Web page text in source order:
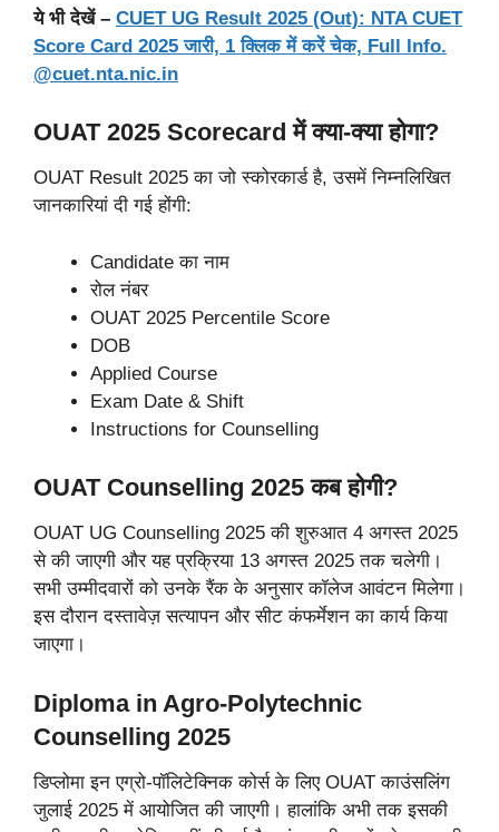
ये भी देखें – CUET UG Result 2025 (Out): NTA CUET
Score Card 2025 जारी, 1 क्लिक में करें चेक, Full Info.
@cuet.nta.nic.in
OUAT 2025 Scorecard में क्या-क्या होगा?
OUAT Result 2025 का जो स्कोरकार्ड है, उसमें निम्नलिखित
जानकारियां दी गई होंगी:
Candidate का नाम
रोल नंबर
OUAT 2025 Percentile Score
DOB
Applied Course
Exam Date & Shift
Instructions for Counselling
OUAT Counselling 2025 कब होगी?
OUAT UG Counselling 2025 की शुरुआत 4 अगस्त 2025
से की जाएगी और यह प्रक्रिया 13 अगस्त 2025 तक चलेगी।
सभी उम्मीदवारों को उनके रैंक के अनुसार कॉलेज आवंटन मिलेगा।
इस दौरान दस्तावेज़ सत्यापन और सीट कंफर्मेशन का कार्य किया
जाएगा।
Diploma in Agro-Polytechnic
Counselling 2025
डिप्लोमा इन एग्रो-पॉलिटेक्निक कोर्स के लिए OUAT काउंसलिंग
जुलाई 2025 में आयोजित की जाएगी। हालांकि अभी तक इसकी